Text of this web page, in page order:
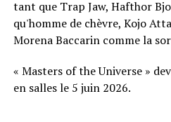
tant que Trap Jaw, Hafthor
qu'homme de chèvre, Kojo
Morena Baccarin comme la
« Masters of the Universe »
en salles le 5 juin 2026.